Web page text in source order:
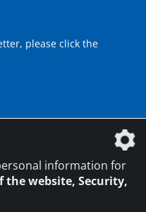
please click the
information for
the website, Security,